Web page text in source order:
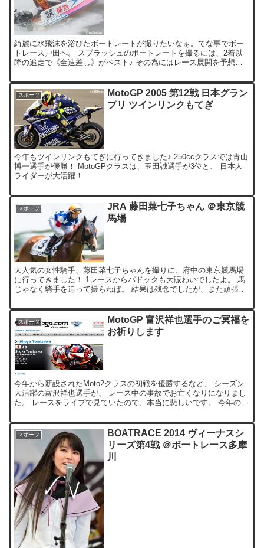
綺麗に水飛沫を浴びたボートレートが撮りたいなぁ。てな事でボー
トレース戸田へ。 スプラッシュのボートレートを撮るには、2着以
降の追走で《全速差し》がベスト♪ その為にはレース展開を予想
スポーツ
MotoGP 2005 第12戦 日本グラン
プリ ツインリンクもてぎ
今年もツインリンクもてぎに行ってきました♪ 250ccクラスでは青山
博一選手が優勝！ MotoGPクラスは、玉田誠選手が3位と、 日本人
ライダーが大活躍！
スポーツ
JRA 藤田菜七子ちゃん ＠東京競
馬場
大人気の女性騎手、藤田菜七子ちゃんを撮りに、府中の東京競馬場
に行ってきました！ 1レースからパドックも大賑わいでしたよ。 馬
じゃなく騎手を追って撮らねば。 結果は残念でしたが、また頑張り
スポーツ
MotoGP 富沢祥也選手のご冥福を
お祈りします
今年から新設されたMoto2クラスの初戦を優勝するなど、 シーズン
大活躍の富沢祥也選手が、 レース中の事故でお亡くなりになりまし
た。 レースをライブで見ていたので、本当に悲しいです。 今年の日
スポーツ
BOATRACE 2014 ヴィーナスシ
リーズ第4戦 ＠ボートレース多摩
川